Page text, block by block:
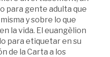
para gente adulta que
y sobre lo que
la vida. El euangèlion
para etiquetar en su
de la Carta a los